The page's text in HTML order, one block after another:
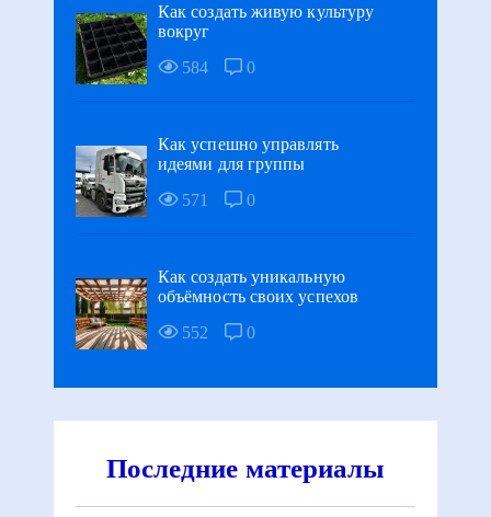
Как создать живую культуру
вокруг
584
0
Как успешно управлять
идеями для группы
571
0
Как создать уникальную
объёмность своих успехов
552
0
Последние материалы